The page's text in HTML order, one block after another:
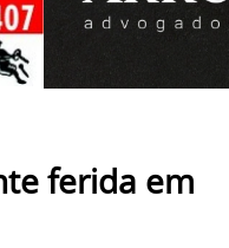
ferida em